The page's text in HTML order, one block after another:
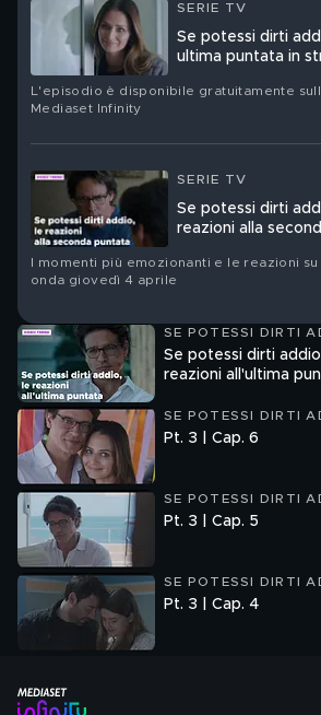
SERIE TV
Se potessi dirti
ultima puntata in
L'episodio è disponibile gratuitamente
Mediaset Infinity
SERIE TV
Se potessi dirti
reazioni alla
I momenti più emozionanti e le reazioni
onda giovedì 4 aprile
SE POTESSI DIRTI
Se potessi dirti
reazioni all'ultima
SE POTESSI DIRTI
Pt. 3 | Cap. 6
SE POTESSI DIRTI
Pt. 3 | Cap. 5
SE POTESSI DIRTI
Pt. 3 | Cap. 4